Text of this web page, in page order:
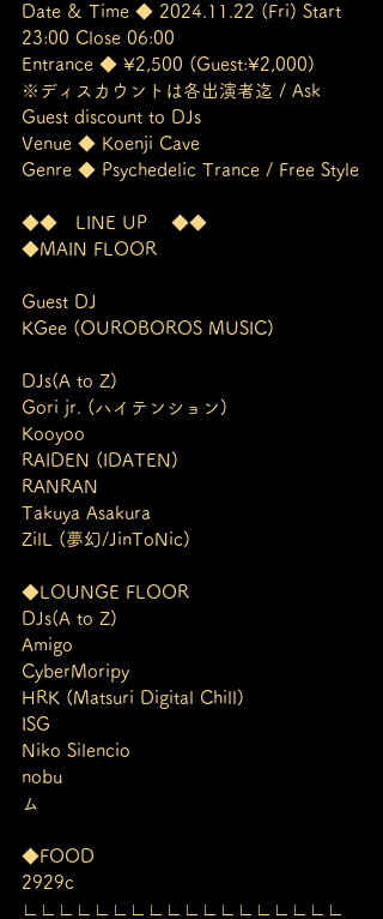
Date & Time ◆ 2024.11.22 (Fri) Start
23:00 Close 06:00
Entrance ◆ ¥2,500 (Guest:¥2,000)
※ディスカウントは各出演者迄 / Ask
Guest discount to DJs
Venue ◆ Koenji Cave
Genre ◆ Psychedelic Trance / Free Style
◆◆　LINE UP 　◆◆
◆MAIN FLOOR
Guest DJ
KGee (OUROBOROS MUSIC)
DJs(A to Z)
Gori jr. (ハイテンション)
Kooyoo
RAIDEN (IDATEN)
RANRAN
Takuya Asakura
ZilL (夢幻/JinToNic)
◆LOUNGE FLOOR
DJs(A to Z)
Amigo
CyberMoripy
HRK (Matsuri Digital Chill)
ISG
Niko Silencio
nobu
ム
◆FOOD
2929cㅤ
∟∟∟∟∟∟∟∟∟∟∟∟∟∟∟∟∟∟